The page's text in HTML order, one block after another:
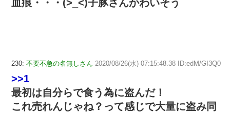
血痕・・・(>_<)子豚さんかわいそう
230: 不要不急の名無しさん 2020/08/26(水) 07:15:48.38 ID:edM/GI3Q0
>>1
最初は自分らで食う為に盗んだ！
これ売れんじゃね？って感じで大量に盗み同